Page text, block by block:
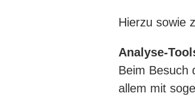
Hierzu sowie
Analyse-
Beim Besuch
allem mit